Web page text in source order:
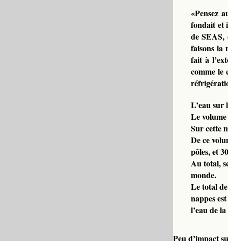
«Pensez
fondait et
de SEAS,
faisons la
fait à
comme le
L’eau sur
Le
Sur cette
De ce
pôles, et
Au total,
monde.
Le total
nappes
l’eau de
Peu d’impact